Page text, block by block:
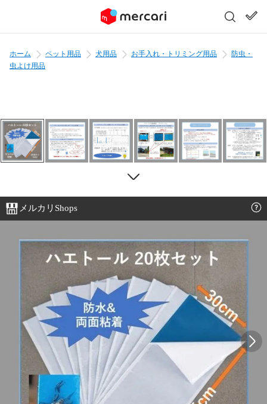
ホーム ペット用品 犬用品 お手入れ・トリミング用品
防虫・
虫よけ用品
メルカリShops